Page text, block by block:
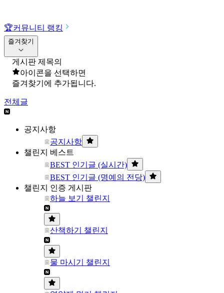
🏆커뮤니티 랭킹
즐겨찾기
게시판 제목의
아이콘을 선택하면
즐겨찾기에 추가됩니다.
전체글
공지사항
공지사항
챌린지 베스트
BEST 인기글 (실시간)
BEST 인기글 (명예의 전당)
챌린지 인증 게시판
하늘 보기 챌린지
산책하기 챌린지
물 마시기 챌린지